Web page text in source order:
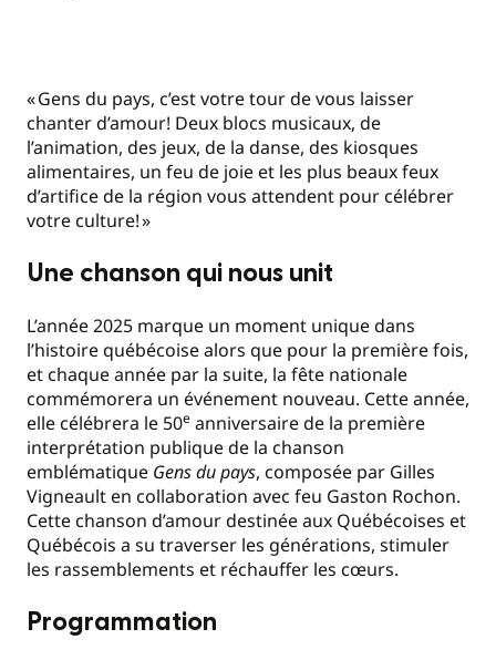
« Gens du pays, c’est votre tour de vous laisser
chanter d’amour! Deux blocs musicaux, de
l’animation, des jeux, de la danse, des kiosques
alimentaires, un feu de joie et les plus beaux feux
d’artifice de la région vous attendent pour célébrer
votre culture! »
Une chanson qui nous unit
L’année 2025 marque un moment unique dans
l’histoire québécoise alors que pour la première fois,
et chaque année par la suite, la fête nationale
commémorera un événement nouveau. Cette année,
elle célébrera le 50e anniversaire de la première
interprétation publique de la chanson
emblématique Gens du pays, composée par Gilles
Vigneault en collaboration avec feu Gaston Rochon.
Cette chanson d’amour destinée aux Québécoises et
Québécois a su traverser les générations, stimuler
les rassemblements et réchauffer les cœurs.
Programmation